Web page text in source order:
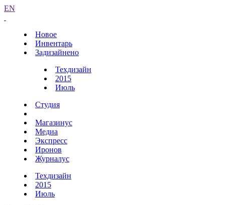
EN
Новое
Инвентарь
Задизайнено
Техдизайн
2015
Июль
Студия
Магазинус
Медиа
Экспресс
Иронов
Журналус
Техдизайн
2015
Июль